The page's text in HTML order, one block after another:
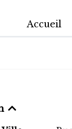
Accueil